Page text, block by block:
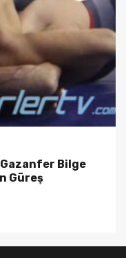
Gazanfer Bilge
Güreş